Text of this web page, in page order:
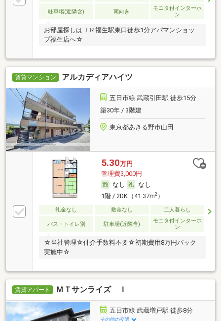
駐車場(近隣含) 南向き
モニタ付インターホ
ン
お部屋探しはＪＲ福生駅東口徒歩1分アパマンショッ
プ福生店へ☆
賃貸マンション アルカディアハイツ
五日市線 武蔵引田駅 徒歩15分
築30年 / 3階建
東京都あきる野市山田
5.30万円
管理費3,000円
なし
なし
1階 / 2DK（41.37m2）
礼金なし 敷金なし 二人暮らし
バス・トイレ別 駐車場(近隣含)
モニタ付インターホ
ン
☆当社管理☆仲介手数料不要☆初期費用8万円パック
実施中☆
賃貸アパート ＭＴサンライズ Ｉ
五日市線 武蔵増戸駅 徒歩8分
その他の交通